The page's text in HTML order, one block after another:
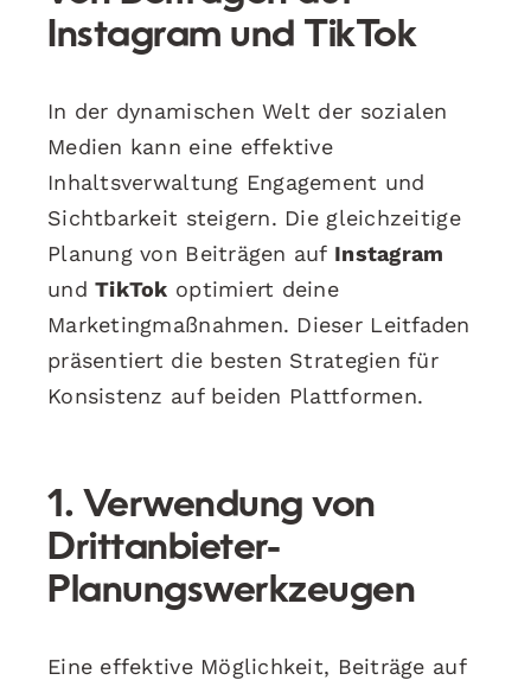
Instagram und TikTok
In der dynamischen Welt der sozialen
Medien kann eine effektive
Inhaltsverwaltung Engagement und
Sichtbarkeit steigern. Die gleichzeitige
Planung von Beiträgen auf Instagram
undTikTok optimiert deine
Marketingmaßnahmen. Dieser Leitfaden
präsentiert die besten Strategien für
Konsistenz auf beiden Plattformen.
1. Verwendung von
Drittanbieter-
Planungswerkzeugen
Eine effektive Möglichkeit, Beiträge auf